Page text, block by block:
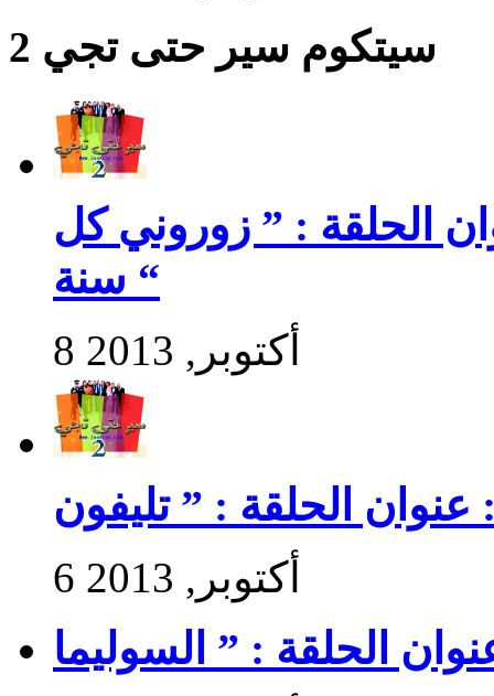
سيتكوم سير حتى تجي 2
حتى تجي 2 : عنوان الحلقة : ” زوروني كل
سنة “
8 أكتوبر, 2013
6 أكتوبر, 2013